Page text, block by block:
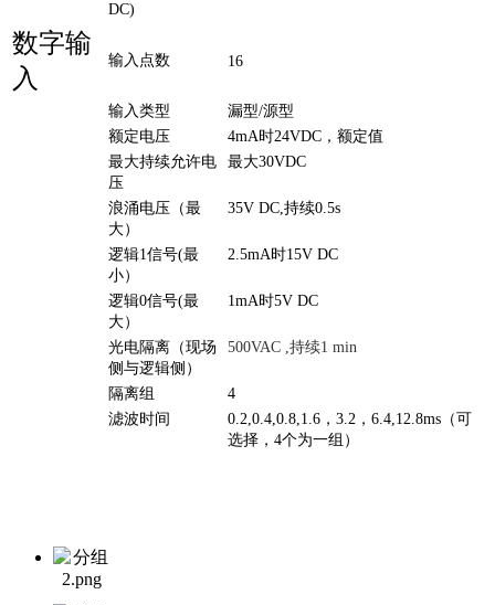
DC)
数字输
入
输入点数 16
输入类型
漏型/源型
额定电压
4mA时24VDC，额定值
最大持续允许电
压
最大30VDC
浪涌电压（最
大）
35V DC,持续0.5s
逻辑1信号(最
小）
2.5mA时15V DC
逻辑0信号(最
大）
1mA时5V DC
光电隔离（现场
侧与逻辑侧）
500VAC ,持续1 min
隔离组
4
滤波时间
0.2,0.4,0.8,1.6，3.2，6.4,12.8ms（可
选择，4个为一组）